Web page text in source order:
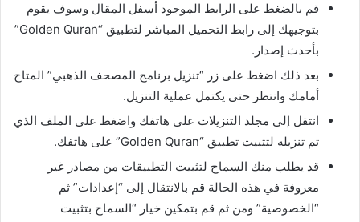
قم بالضغط على الرابط الموجود أسفل المقال وسوف يقوم
بتوجيهك إلى رابط التحميل المباشر لتطبيق “Golden Quran”
بأحدث إصدار.
بعد ذلك اضغط على زر “تنزيل برنامج المصحف الذهبي” المتاح
أمامك وانتظر حتى يكتمل عملية التنزيل.
انتقل إلى مجلد التنزيلات على هاتفك واضغط على الملف الذي
تم تنزيله لتثبيت تطبيق “Golden Quran” على هاتفك.
قد يطلب منك السماح لتثبيت التطبيقات من مصادر غير
معروفة في هذه الحالة قم بالانتقال إلى “إعدادات” ثم
“الخصوصية” ومن ثم قم بتمكين خيار “السماح بتثبيت